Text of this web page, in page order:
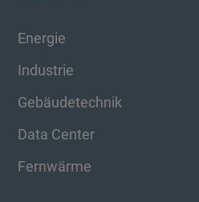
Energie
Industrie
Gebäudetechnik
Data Center
Fernwärme